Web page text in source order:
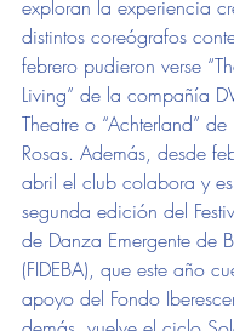
exploran la experiencia
distintos coreógrafos
febrero pudieron verse
Living” de la compañía
Theatre o “Achterland”
Rosas. Además, desde
abril el club colabora y
segunda edición del
de Danza Emergente de
(FIDEBA), que este año
apoyo del Fondo